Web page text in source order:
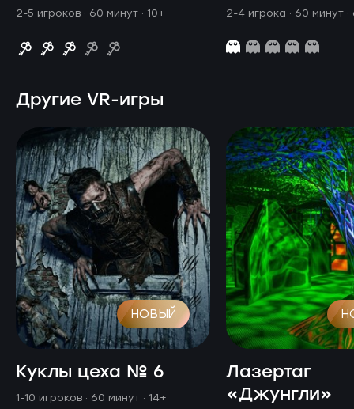
2-5 игроков · 60 минут · 10+ 2-4 игрока · 60 минут
Другие VR-игры
НОВЫЙ
Куклы цеха № 6
1-10 игроков · 60 минут · 14+
Лазертаг
«Джунгли»